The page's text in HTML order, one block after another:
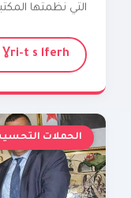
التي نظمتها
Ɣri-t s lferh
الحملات